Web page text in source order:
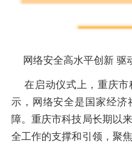
网络安全高水平创新 驱
在启动仪式上，重庆市
示，网络安全是国家经济
障。重庆市科技局长期以
全工作的支撑和引领，聚